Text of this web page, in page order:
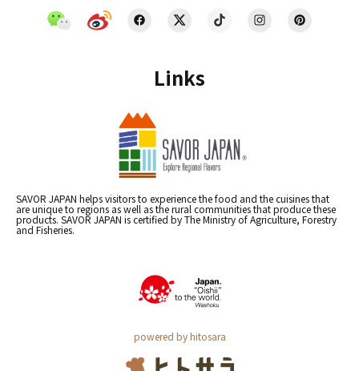
Links
SAVOR JAPAN helps visitors to experience the food and the cuisines that
are unique to regions as well as the rural communities that produce these
products. SAVOR JAPAN is certified by The Ministry of Agriculture, Forestry
and Fisheries.
powered by hitosara